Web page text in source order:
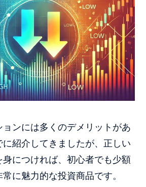
ンには多くのデメリットがあ
に紹介してきましたが、正しい
につければ、初心者でも少額
に魅力的な投資商品です。